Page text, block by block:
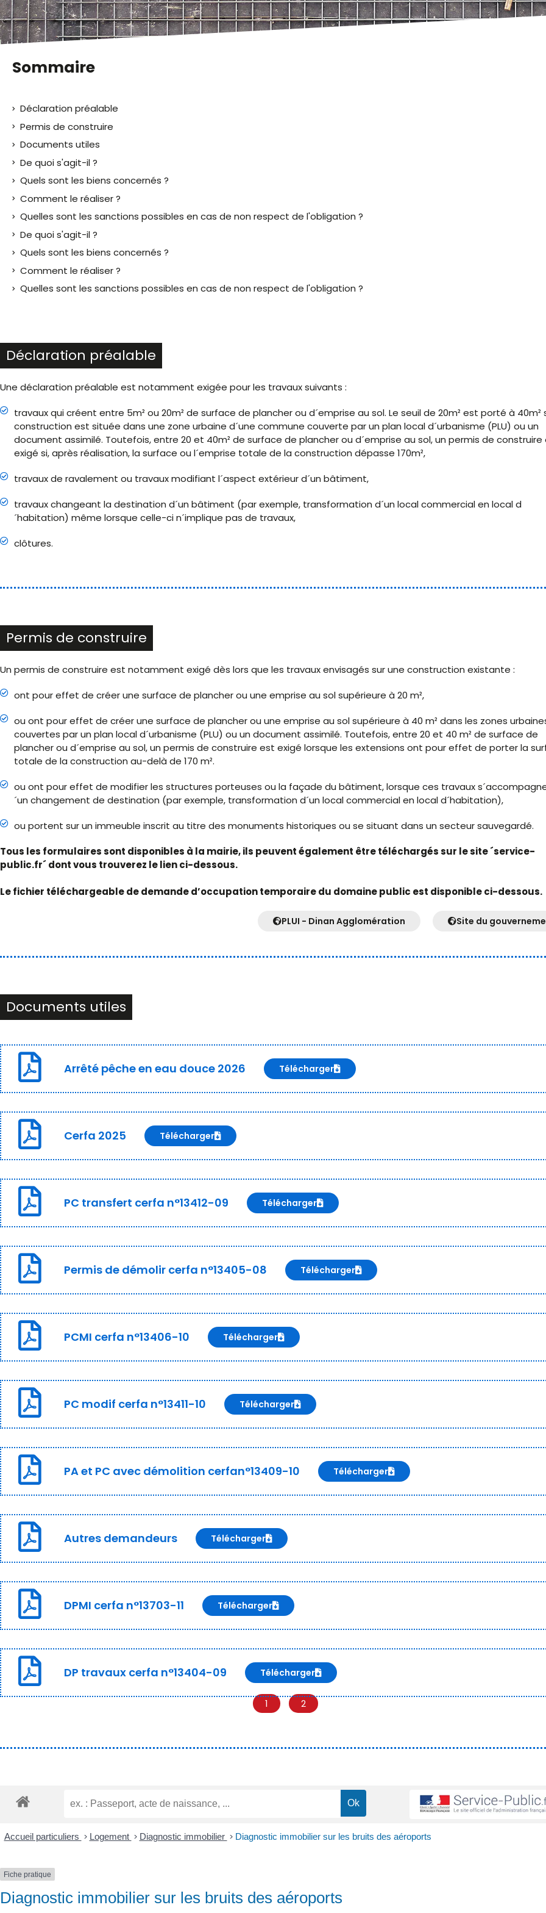
qui
utilisent
un
d'écran ;
Ctrl-
F10
ouvrir
menu
Sommaire
Déclaration préalable
Permis de construire
Documents utiles
De quoi s'agit-il ?
Quels sont les biens concernés ?
Comment le réaliser ?
Quelles sont les sanctions possibles en cas de non respect de l'obligation ?
De quoi s'agit-il ?
Quels sont les biens concernés ?
Comment le réaliser ?
Quelles sont les sanctions possibles en cas de non respect de l'obligation ?
Déclaration préalable
Une déclaration préalable est notamment exigée pour les travaux suivants :
travaux qui créent entre 5m² ou 20m² de surface de plancher ou d´emprise au sol. Le seuil de 20m² est porté à 40m²
construction est située dans une zone urbaine d´une commune couverte par un plan local d´urbanisme (PLU) ou un
document assimilé. Toutefois, entre 20 et 40m² de surface de plancher ou d´emprise au sol, un permis de construire
exigé si, après réalisation, la surface ou l´emprise totale de la construction dépasse 170m²,
travaux de ravalement ou travaux modifiant l´aspect extérieur d´un bâtiment,
travaux changeant la destination d´un bâtiment (par exemple, transformation d´un local commercial en local d
´habitation) même lorsque celle-ci n´implique pas de travaux,
clôtures.
Permis de construire
Un permis de construire est notamment exigé dès lors que les travaux envisagés sur une construction existante :
ont pour effet de créer une surface de plancher ou une emprise au sol supérieure à 20 m²,
ou ont pour effet de créer une surface de plancher ou une emprise au sol supérieure à 40 m² dans les zones
couvertes par un plan local d´urbanisme (PLU) ou un document assimilé. Toutefois, entre 20 et 40 m² de surface de
plancher ou d´emprise au sol, un permis de construire est exigé lorsque les extensions ont pour effet de porter la
totale de la construction au-delà de 170 m².
ou ont pour effet de modifier les structures porteuses ou la façade du bâtiment, lorsque ces travaux
´un changement de destination (par exemple, transformation d´un local commercial en local d´habitation),
ou portent sur un immeuble inscrit au titre des monuments historiques ou se situant dans un secteur sauvegardé.
Tous les formulaires sont disponibles à la mairie, ils peuvent également être téléchargés sur le site ´service-
public.fr´ dont vous trouverez le lien ci-dessous.
Le fichier téléchargeable de demande d’occupation temporaire du domaine public est disponible ci-dessous.
PLUI - Dinan Agglomération Site du
Documents utiles
Arrêté pêche en eau douce 2026 Télécharger
Cerfa 2025 Télécharger
PC transfert cerfa n°13412-09 Télécharger
Permis de démolir cerfa n°13405-08 Télécharger
PCMI cerfa n°13406-10 Télécharger
PC modif cerfa n°13411-10 Télécharger
PA et PC avec démolition cerfan°13409-10 Télécharger
Autres demandeurs Télécharger
DPMI cerfa n°13703-11 Télécharger
DP travaux cerfa n°13404-09 Télécharger
1 2
Accueil particuliers > Logement > Diagnostic immobilier > Diagnostic immobilier sur les bruits des aéroports
Fiche pratique
Diagnostic immobilier sur les bruits des aéroports